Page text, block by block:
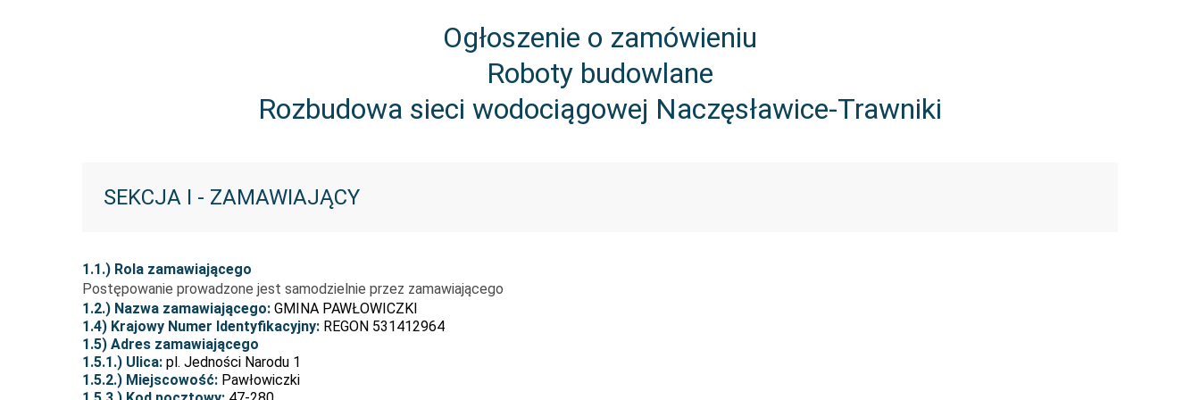
Ogłoszenie o zamówieniu
Roboty budowlane
Rozbudowa sieci wodociągowej Naczęsławice-Trawniki
SEKCJA I - ZAMAWIAJĄCY
1.1.) Rola zamawiającego
Postępowanie prowadzone jest samodzielnie przez zamawiającego
1.2.) Nazwa zamawiającego: GMINA PAWŁOWICZKI
1.4) Krajowy Numer Identyfikacyjny: REGON 531412964
1.5) Adres zamawiającego
1.5.1.) Ulica: pl. Jedności Narodu 1
1.5.2.) Miejscowość: Pawłowiczki